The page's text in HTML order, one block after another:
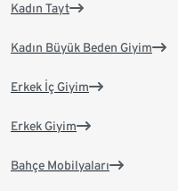
Kadın Tayt
Kadın Büyük Beden Giyim
Erkek İç Giyim
Erkek Giyim
Bahçe Mobilyaları